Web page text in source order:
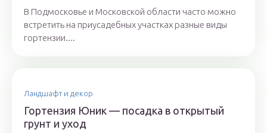
В Подмосковье и Московской области часто можно
встретить на приусадебных участках разные виды
гортензии....
Ландшафт и декор
Гортензия Юник — посадка в открытый
грунт и уход